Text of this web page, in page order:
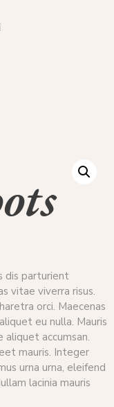
dis parturient
vitae viverra risus.
orci. Maecenas
eu nulla. Mauris
aliquet accumsan.
mauris. Integer
urna urna, eleifend
lacinia mauris